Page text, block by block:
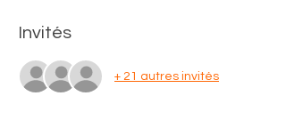
Invités
+ 21 autres invités